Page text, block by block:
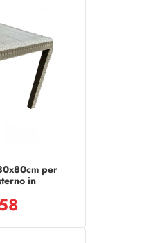
per
in